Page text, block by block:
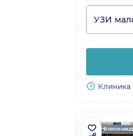
УЗИ
Клиника